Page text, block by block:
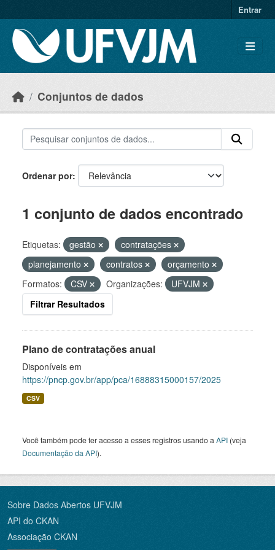
Entrar
Conjuntos de dados
Ordenar por
1 conjunto de dados encontrado
Etiquetas: gestão
contratações
planejamento
contratos
orçamento
Formatos:
CSV Organizações:
UFVJM
Filtrar Resultados
Plano de contratações anual
Disponíveis em
https://pncp.gov.br/app/pca/16888315000157/2025
CSV
Você também pode ter acesso a esses registros usando a API (veja
Documentação da API).
Sobre Dados Abertos UFVJM
API do CKAN
Associação CKAN